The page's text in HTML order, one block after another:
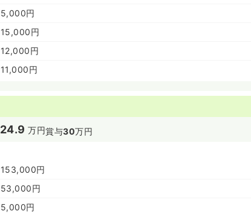
5,000円
15,000円
12,000円
11,000円
24.9 万円賞与30万円
153,000円
53,000円
5,000円